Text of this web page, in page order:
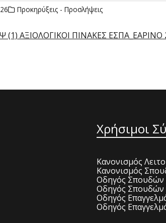
Προκηρύξεις - Προσλήψεις
ΑΞΙΟΛΟΓΙΚΟΙ ΠΙΝΑΚΕΣ ΕΣΠΑ_ΕΑΡΙΝΟ
Χρήσιμοι
Κανονισμός
Κανονισμός
Οδηγός Σπουδών
Οδηγός Σπουδών
Οδηγός
Οδηγός